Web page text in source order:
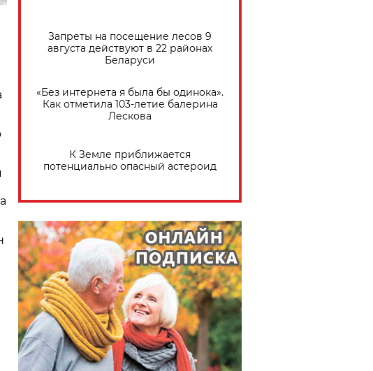
Запреты на посещение лесов 9
августа действуют в 22 районах
Беларуси
«Без интернета я была бы одинока».
Как отметила 103-летие балерина
Лескова
К Земле приближается
потенциально опасный астероид